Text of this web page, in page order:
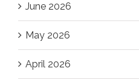
June 2026
May 2026
April 2026